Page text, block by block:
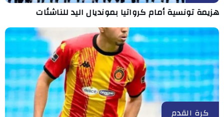
هزيمة تونسية أمام كرواتيا بمونديال اليد للناشئات
كرة القدم